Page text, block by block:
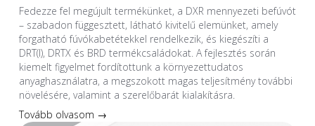
Fedezze fel megújult termékünket, a DXR mennyezeti befúvót
– szabadon függesztett, látható kivitelű elemünket, amely
forgatható fúvókabetétekkel rendelkezik, és kiegészíti a
DRT(I), DRTX és BRD termékcsaládokat. A fejlesztés során
kiemelt figyelmet fordítottunk a környezettudatos
anyaghasználatra, a megszokott magas teljesítmény további
növelésére, valamint a szerelőbarát kialakításra.
Tovább olvasom →